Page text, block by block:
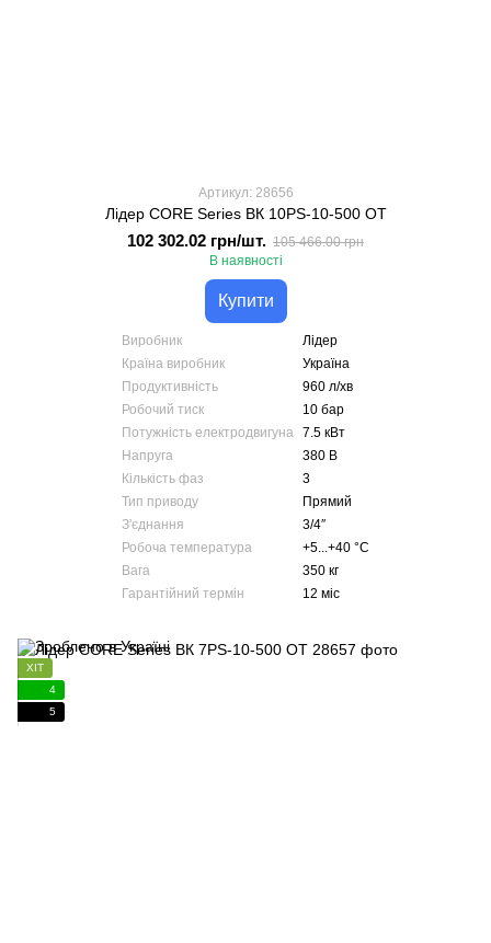
Артикул: 28656
Лідер CORE Series ВК 10PS-10-500 OT
102 302.02 грн/шт. 105 466.00 грн
В наявності
Купити
Виробник
Лідер
Країна виробник
Україна
Продуктивність
960 л/хв
Робочий тиск
10 бар
Потужність електродвигуна 7.5 кВт
Напруга
380 В
Кількість фаз
3
Тип приводу
Прямий
З'єднання
3/4″
Робоча температура
+5...+40 °С
Вага
350 кг
Гарантійний термін
12 міс
ХІТ
4
5